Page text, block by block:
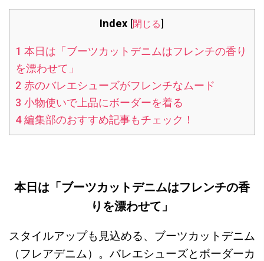
Index [閉じる]
1 本日は「ブーツカットデニムはフレンチの香り
を漂わせて」
2赤のバレエシューズがフレンチなムード
3 小物使いで上品にボーダーを着る
4編集部のおすすめ記事もチェック！
本日は「ブーツカットデニムはフレンチの香
りを漂わせて」
スタイルアップも見込める、ブーツカットデニム
（フレアデニム）。バレエシューズとボーダーカ